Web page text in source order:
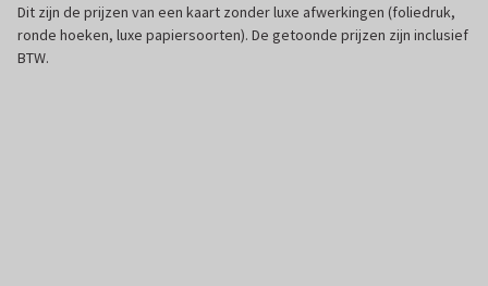
Dit zijn de prijzen van een kaart zonder luxe afwerkingen (foliedruk,
ronde hoeken, luxe papiersoorten). De getoonde prijzen zijn inclusief
BTW.